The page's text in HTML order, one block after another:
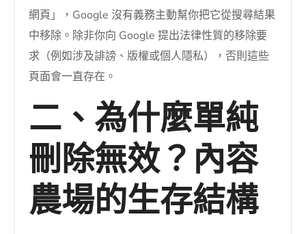
網頁」，Google 沒有義務主動幫你把它從搜尋結果
中移除。除非你向 Google 提出法律性質的移除要
求（例如涉及誹謗、版權或個人隱私），否則這些
頁面會一直存在。
二、為什麼單純
刪除無效？內容
農場的生存結構